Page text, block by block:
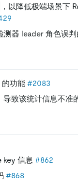
，以降低极端场景下
测器 leader 角色误
的功能 #2083
致该统计信息不准
key 信息 #862
#868